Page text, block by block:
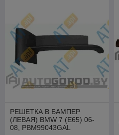
РЕШЕТКА В БАМПЕР
(ЛЕВАЯ) BMW 7 (E65) 06-
08, PBM99043GAL